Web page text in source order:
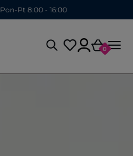
Pon-Pt 8:00 - 16:00
0